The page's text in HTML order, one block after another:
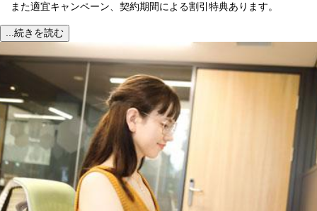
また適宜キャンペーン、契約期間による割引特典あります。
...続きを読む